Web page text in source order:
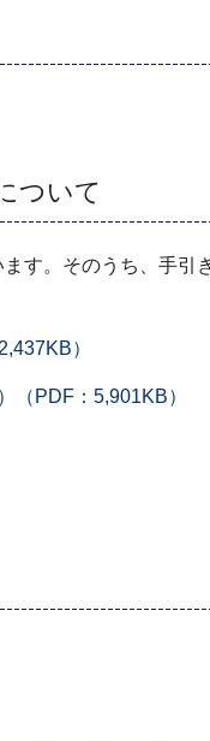
ついて
す。そのうち、手
）
（PDF：5,901KB）